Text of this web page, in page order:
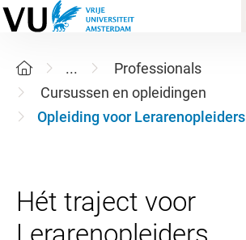
...
Professionals
Cursussen en opleidingen
Opleiding voor Lerarenopleiders
Hét traject voor